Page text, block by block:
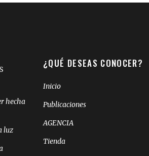
hecha
luz
¿QUÉ DESEAS CONOCER?
Inicio
Publicaciones
AGENCIA
Tienda